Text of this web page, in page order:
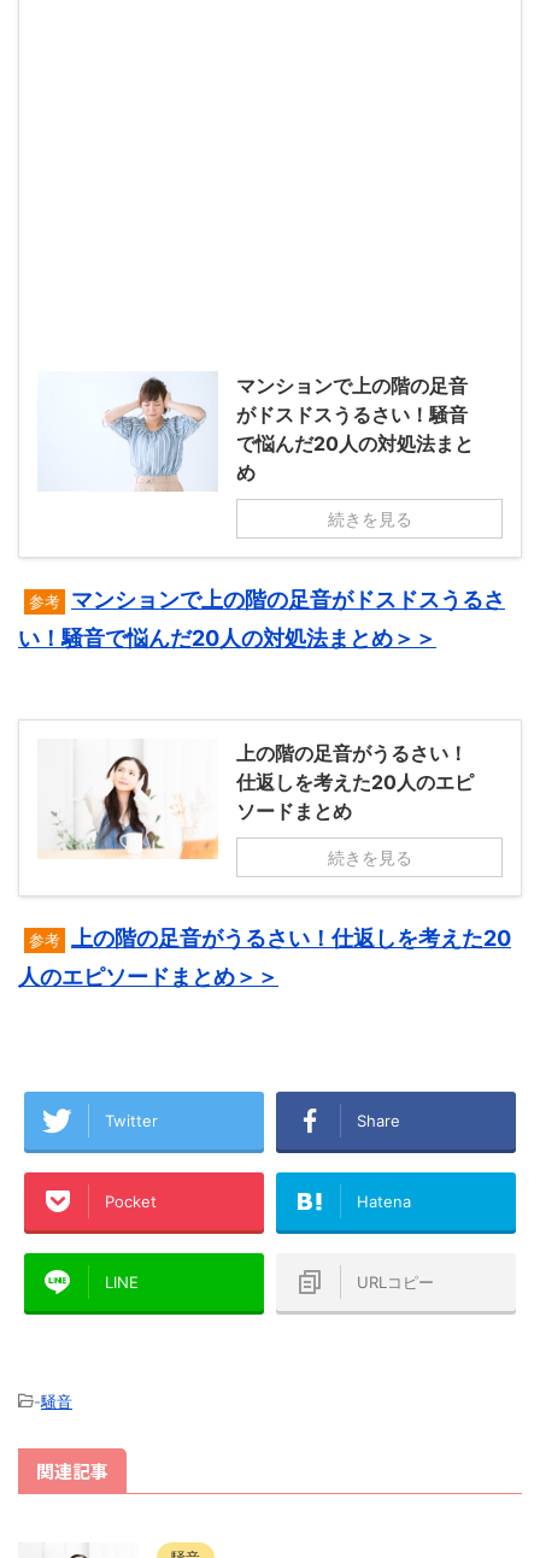
マンションで上の階の足音
がドスドスうるさい！騒音
で悩んだ20人の対処法まと
め
続きを見る
参考
マンションで上の階の足音がドスドスうるさ
い！騒音で悩んだ20人の対処法まとめ＞＞
上の階の足音がうるさい！
仕返しを考えた20人のエピ
ソードまとめ
続きを見る
参考
上の階の足音がうるさい！仕返しを考えた20
人のエピソードまとめ＞＞
Twitter Share
Pocket Hatena
LINE URLコピー
-騒音
関連記事